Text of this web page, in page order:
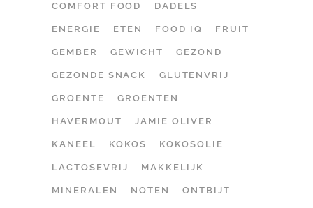
COMFORT FOOD DADELS
ENERGIE ETEN FOOD IQ FRUIT
GEMBER GEWICHT GEZOND
GEZONDE SNACK GLUTENVRIJ
GROENTE GROENTEN
HAVERMOUT JAMIE OLIVER
KANEEL KOKOS KOKOSOLIE
LACTOSEVRIJ MAKKELIJK
MINERALEN NOTEN ONTBIJT